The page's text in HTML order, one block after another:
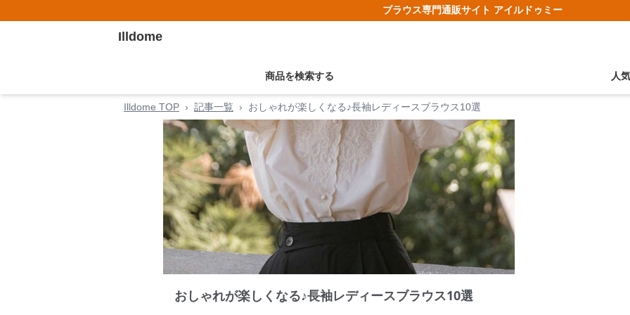
ブラウス専門通販サイト アイルドゥミー
Illdome
商品を検索する 人
Illdome TOP › 記事一覧 › おしゃれが楽しくなる♪長袖レディースブラウス10選
おしゃれが楽しくなる♪長袖レディースブラウス10選